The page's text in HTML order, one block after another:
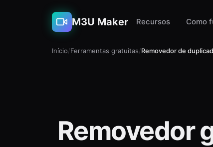
M3U Maker Recursos Como
Início/Ferramentas gratuitas/Removedor de
Removedor